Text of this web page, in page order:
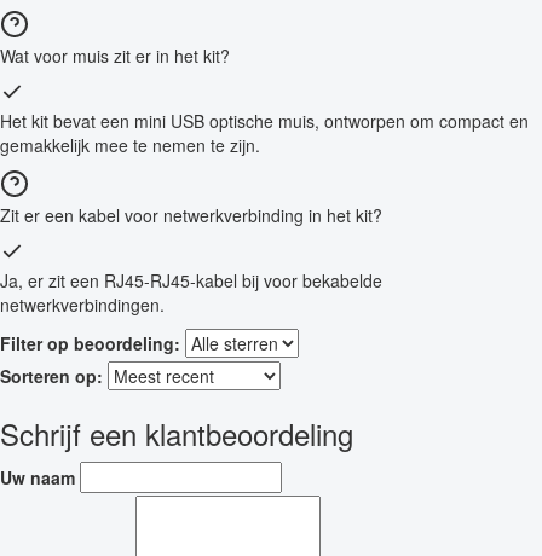
Wat voor muis zit er in het kit?
Het kit bevat een mini USB optische muis, ontworpen om compact en
gemakkelijk mee te nemen te zijn.
Zit er een kabel voor netwerkverbinding in het kit?
Ja, er zit een RJ45-RJ45-kabel bij voor bekabelde
netwerkverbindingen.
Filter op beoordeling:
Sorteren op:
Schrijf een klantbeoordeling
Uw naam